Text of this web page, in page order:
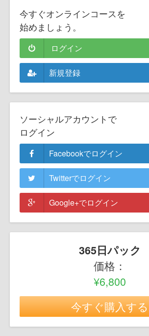
今すぐオンラインコースを
始めましょう。
ログイン
新規登録
ソーシャルアカウントで
ログイン
Facebookでログイン
Twitterでログイン
Google+でログイン
365日パック
価格：
¥6,800
今すぐ購入する